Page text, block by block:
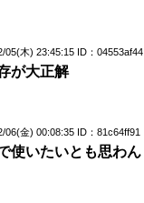
05(木) 23:45:15 ID：04553af44
が大正解
06(金) 00:08:35 ID：81c64ff91
使いたいとも思わん